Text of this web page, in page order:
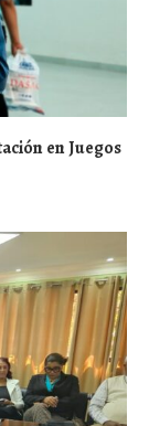
en Juegos